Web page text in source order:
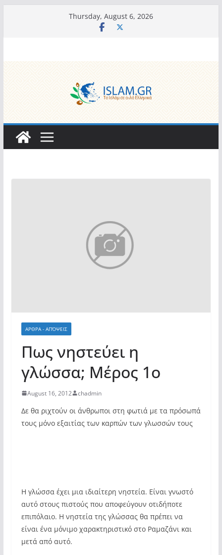
Thursday, August 6, 2026
ΑΡΘΡΑ - ΑΠΌΨΕΙΣ
Πως νηστεύει η
γλώσσα; Μέρος 1ο
August 16, 2012 chadmin
Δε θα ριχτούν οι άνθρωποι στη φωτιά με τα πρόσωπά
τους μόνο εξαιτίας των καρπών των γλωσσών τους
Η γλώσσα έχει μια ιδιαίτερη νηστεία. Είναι γνωστό
αυτό στους πιστούς που αποφεύγουν οτιδήποτε
επιπόλαιο. Η νηστεία της γλώσσας θα πρέπει να
είναι ένα μόνιμο χαρακτηριστικό στο Ραμαζάνι και
μετά από αυτό.